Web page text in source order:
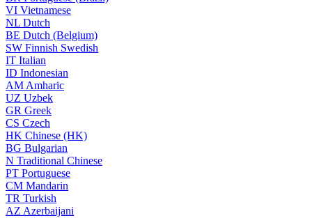
VI Vietnamese
NL Dutch
BE Dutch (Belgium)
SW Finnish Swedish
IT Italian
ID Indonesian
AM Amharic
UZ Uzbek
GR Greek
CS Czech
HK Chinese (HK)
BG Bulgarian
N Traditional Chinese
PT Portuguese
CM Mandarin
TR Turkish
AZ Azerbaijani